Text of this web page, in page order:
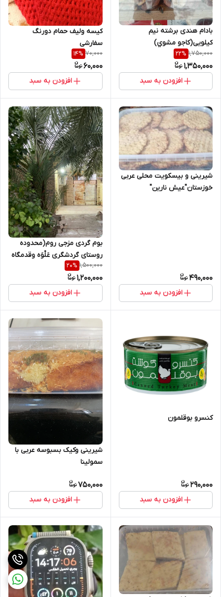
بادام هندی برشته نیم
کیلویی(كاجو مشوي)
1,750,000
22%
1,350,000
افزودن به سبد
کیسه ولیف حمام دورنگ
سفارشی
70,000
14%
60,000
افزودن به سبد
شیرینی و بیسکویت محلی عربی
خوزستان"عیش نارین"
490,000
افزودن به سبد
بوم گردی مزجی روم(محدوده
روستای گردشگری عَلْوَه وقدمگاه
نبی صالح کارون خوزستان)
1,500,000
20%
1,200,000
افزودن به سبد
کنسرو بوقلمون
290,000
افزودن به سبد
شیرینی وکیک بسبوسه عربی با
سمولینا
750,000
افزودن به سبد